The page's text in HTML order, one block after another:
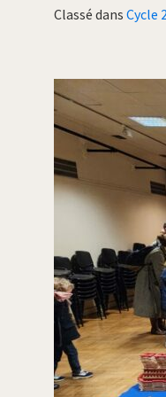
Classé dans Cycle